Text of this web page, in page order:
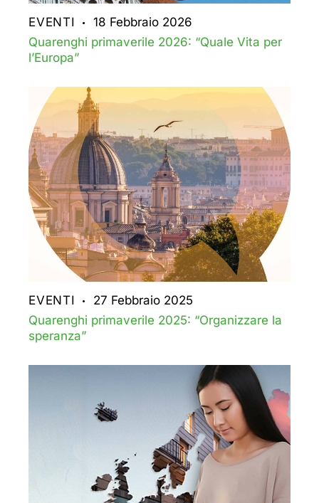
EVENTI
18 Febbraio 2026
Quarenghi primaverile 2026: “Quale Vita per
l’Europa”
EVENTI
27 Febbraio 2025
Quarenghi primaverile 2025: “Organizzare la
speranza”